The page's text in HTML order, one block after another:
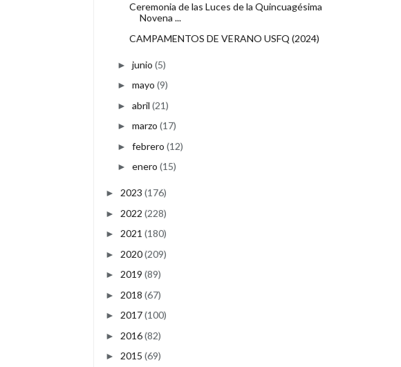
Ceremonia de las Luces de la Quincuagésima
Novena ...
CAMPAMENTOS DE VERANO USFQ (2024)
► junio (5)
► mayo (9)
► abril (21)
► marzo (17)
► febrero (12)
► enero (15)
► 2023 (176)
► 2022 (228)
► 2021 (180)
► 2020(209)
► 2019 (89)
► 2018 (67)
► 2017(100)
► 2016(82)
► 2015 (69)